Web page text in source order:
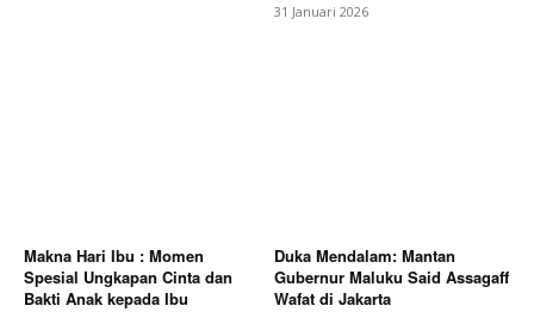
31 Januari 2026
Makna Hari Ibu : Momen
Spesial Ungkapan Cinta dan
Bakti Anak kepada Ibu
Duka Mendalam: Mantan
Gubernur Maluku Said Assagaff
Wafat di Jakarta